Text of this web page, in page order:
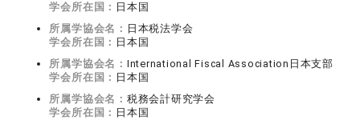
学会所在国： 日本国
所属学協会名： 日本税法学会
学会所在国： 日本国
所属学協会名： International Fiscal Association日本支部
学会所在国： 日本国
所属学協会名： 税務会計研究学会
学会所在国： 日本国